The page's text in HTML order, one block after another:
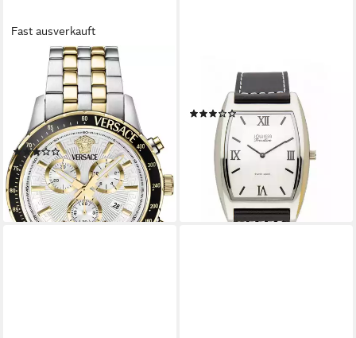
Fast ausverkauft
VERSACE
Schweizer Uhr SPORT
Chrono VEZCA06 24, Mit
Echtheitskarte und CLG
Sicherheitsnummer
(4)
ab 639,00 € UVP1.140,00 €
-44%
lieferbar - in 2-3 Werktagen bei dir
Schweizer Uhr Toskana
J10.037.XL
(7)
79,00 € 299,00 €
lieferbar - in 2-3 Werktagen bei dir